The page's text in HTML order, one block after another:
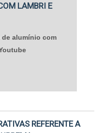
LAMBRI E
de alumínio com
REFERENTE A